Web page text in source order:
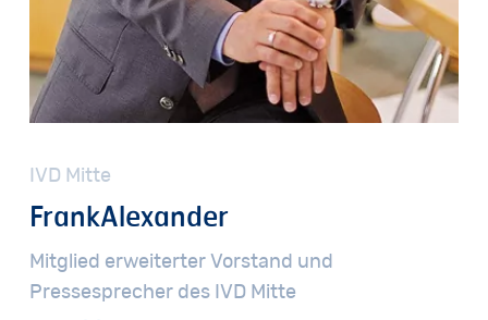
IVD Mitte
FrankAlexander
Mitglied erweiterter Vorstand und
Pressesprecher des IVD Mitte